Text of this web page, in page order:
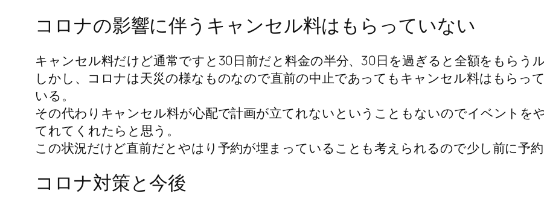
コロナの影響に伴うキャンセル料はもらっていない
キャンセル料だけど通常ですと30日前だと料金の半分、30日を過ぎると全額をもらう
しかし、コロナは天災の様なものなので直前の中止であってもキャンセル料はもらっ
いる。
その代わりキャンセル料が心配で計画が立てれないということもないのでイベントを
てれてくれたらと思う。
この状況だけど直前だとやはり予約が埋まっていることも考えられるので少し前に予約
コロナ対策と今後